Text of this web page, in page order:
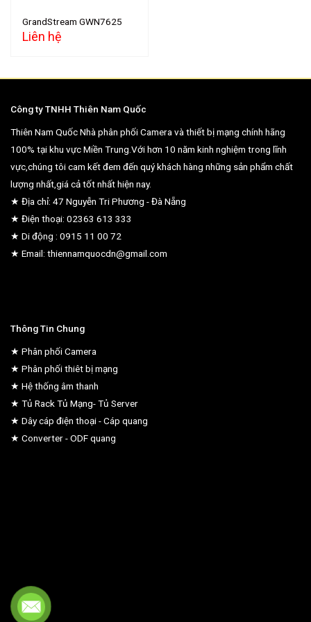
GrandStream GWN7625
Liên hệ
Công ty TNHH Thiên Nam Quốc
Thiên Nam Quốc Nhà phân phối Camera và thiết bị mạng chính hãng
100% tại khu vực Miền Trung.Với hơn 10 năm kinh nghiệm trong lĩnh
vực,chúng tôi cam kết đem đến quý khách hàng những sản phẩm chất
lượng nhất,giá cả tốt nhất hiện nay.
★ Địa chỉ: 47 Nguyễn Tri Phương - Đà Nẵng
★ Điện thoại: 02363 613 333
★ Di động : 0915 11 00 72
★ Email: thiennamquocdn@gmail.com
Thông Tin Chung
★ Phân phối Camera
★ Phân phối thiêt bị mạng
★ Hệ thống âm thanh
★ Tủ Rack Tủ Mạng- Tủ Server
★ Dây cáp điện thoại - Cáp quang
★ Converter - ODF quang